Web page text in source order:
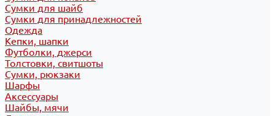
Сумки для шайб
Сумки для принадлежностей
Одежда
Кепки, шапки
Футболки, джерси
Толстовки, свитшоты
Сумки, рюкзаки
Шарфы
Аксессуары
Шайбы, мячи